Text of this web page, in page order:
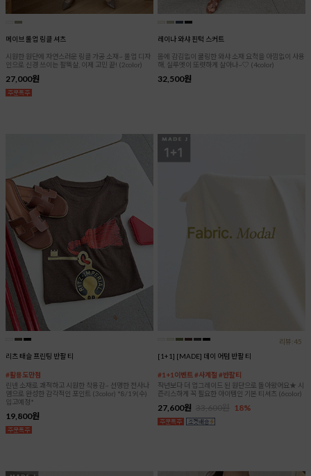
메이브 롤업 링클 셔츠
시원한 원단에 자연스러운 링클 가공 소재~ 롤업 디자
인으로 신경 쓰이는 팔뚝살, 이제 고민 끝! (2color)
27,000원
레이나 와샤 핀턱 스커트
몸에 감김없이 쿨링한 와샤 소재 요척을 아낌없이 사용
해, 실루엣이 또렷하게 살아나~♡ (4color)
32,500원
리츠 태슬 프린팅 반팔 티
#활용도만점
린넨 소재로 쾌적하고 시원한 착용감~ 선명한 전사나
염으로 완성한 감각적인 포인트 (3color) *8/19(수)
입고예정*
19,800원
리뷰:45
[1+1] [MADE] 데이 어텀 반팔 티
#1+1이벤트 #사계절 #반팔티
작년보다 더 업그레이드 된 원단으로 돌아왔어요★ 시
즌리스하게 꼭 필요한 아이템인 기본 티셔츠 (6color)
27,600원 18%